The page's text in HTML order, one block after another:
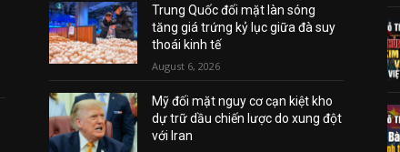
Trung Quốc đối mặt làn sóng
tăng giá trứng kỷ lục giữa đà suy
thoái kinh tế
August 6, 2026
Mỹ đối mặt nguy cơ cạn kiệt kho
dự trữ dầu chiến lược do xung đột
với Iran